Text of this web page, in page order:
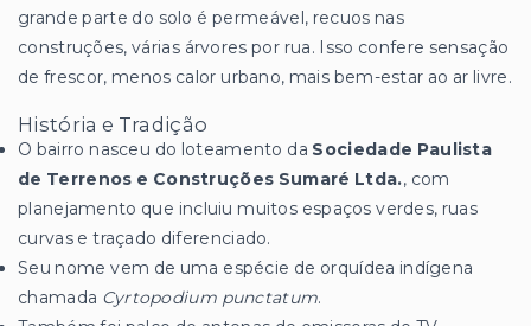
grande parte do solo é permeável, recuos nas
construções, várias árvores por rua. Isso confere sensação
de frescor, menos calor urbano, mais bem-estar ao ar livre.
História e Tradição
O bairro nasceu do loteamento da Sociedade Paulista
de Terrenos e Construções Sumaré Ltda., com
planejamento que incluiu muitos espaços verdes, ruas
curvas e traçado diferenciado.
Seu nome vem de uma espécie de orquídea indígena
chamada Cyrtopodium punctatum.